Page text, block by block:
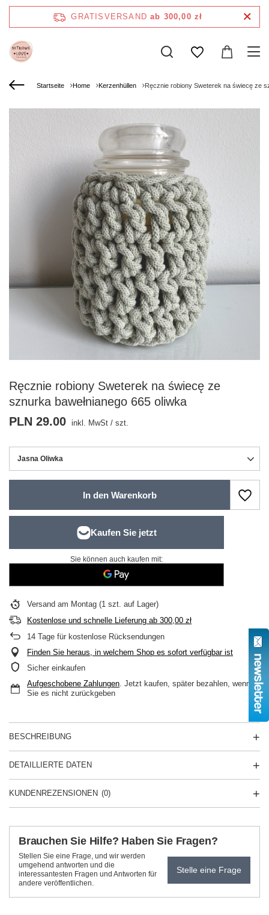
GRATISVERSAND ab 300,00 zł
Startseite Home Kerzenhüllen Ręcznie robiony Sweterek na świecę ze
Ręcznie robiony Sweterek na świecę ze
sznurka bawełnianego 665 oliwka
Jasna Oliwka
PLN 29.00 inkl. MwSt / szt.
In den Warenkorb
Sie können auch kaufen mit:
Versand am Montag (1 szt. auf Lager)
Kostenlose und schnelle Lieferung ab 300,00 zł
14 Tage für kostenlose Rücksendungen
Finden Sie heraus, in welchem Shop es sofort verfügbar ist
Sicher einkaufen
Aufgeschobene Zahlungen. Jetzt kaufen, später bezahlen, wenn
Sie es nicht zurückgeben
BESCHREIBUNG
DETAILLIERTE DATEN
KUNDENREZENSIONEN (0)
Brauchen Sie Hilfe? Haben Sie Fragen?
Stellen Sie eine Frage, und wir werden
umgehend antworten und die
interessantesten Fragen und Antworten für
andere veröffentlichen.
Stelle eine Frage